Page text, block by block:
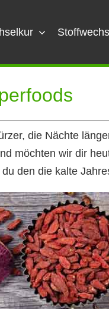
die Nächte
möchten wir dir
den die kalte